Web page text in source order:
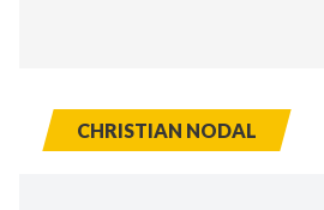
CHRISTIAN NODAL